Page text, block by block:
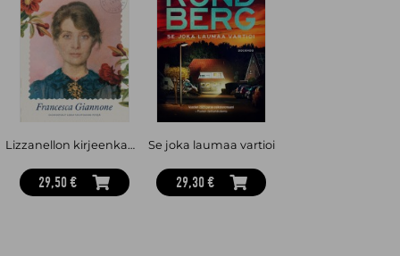
Lizzanellon kirjeenkantaja
29,50 €
Se joka laumaa vartioi
29,30 €